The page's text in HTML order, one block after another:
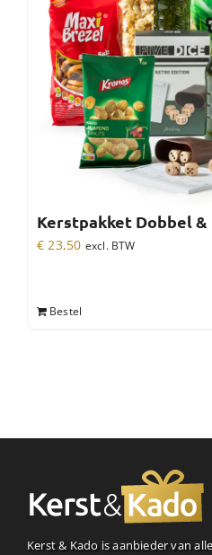
Kerstpakket Dobbel
€ 23,50 excl. BTW
Bestel
Kerst & Kado is aanbieder van